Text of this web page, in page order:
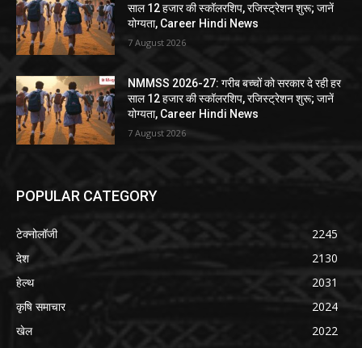
साल 12 हजार की स्कॉलरशिप, रजिस्ट्रेशन शुरू; जानें
योग्यता, Career Hindi News
7 August 2026
NMMSS 2026-27: गरीब बच्चों को सरकार दे रही हर
साल 12 हजार की स्कॉलरशिप, रजिस्ट्रेशन शुरू; जानें
योग्यता, Career Hindi News
7 August 2026
POPULAR CATEGORY
टेक्नोलॉजी
2245
देश
2130
हेल्थ
2031
कृषि समाचार
2024
खेल
2022